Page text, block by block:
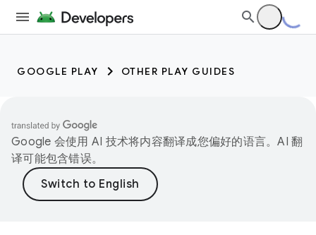
GOOGLE PLAY OTHER PLAY GUIDES
Google 会使用 AI 技术将内容翻译成您偏好的语言。AI 翻
译可能包含错误。